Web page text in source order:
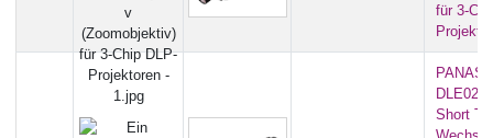
für 3-
Short